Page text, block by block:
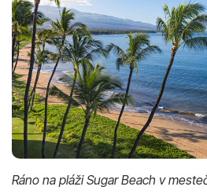
Ráno na pláži Sugar Beach v